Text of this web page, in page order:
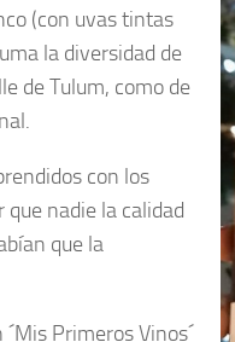
(con uvas tintas
la diversidad de
de Tulum, como de
con los
nadie la calidad
que la
Primeros Vinos´